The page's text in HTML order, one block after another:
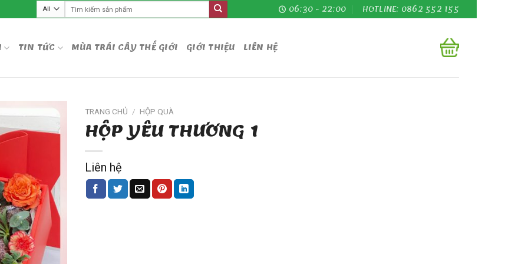
06:30 - 22:00 HOTLINE: 0862 552 155
TIN TỨC MÙA TRÁI CÂY THẾ GIỚI GIỚI THIỆU LIÊN HỆ
TRANG CHỦ / HỘP QUÀ
HỘP YÊU THƯƠNG 1
Liên hệ